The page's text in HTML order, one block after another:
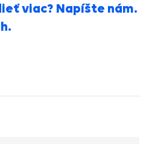
viac? Napíšte nám.